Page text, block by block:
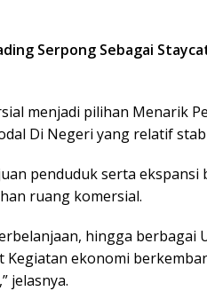
Serpong Sebagai
menjadi pilihan Menarik
Di Negeri yang relatif
penduduk serta
ruang komersial.
hingga berbagai
ekonomi
jelasnya.